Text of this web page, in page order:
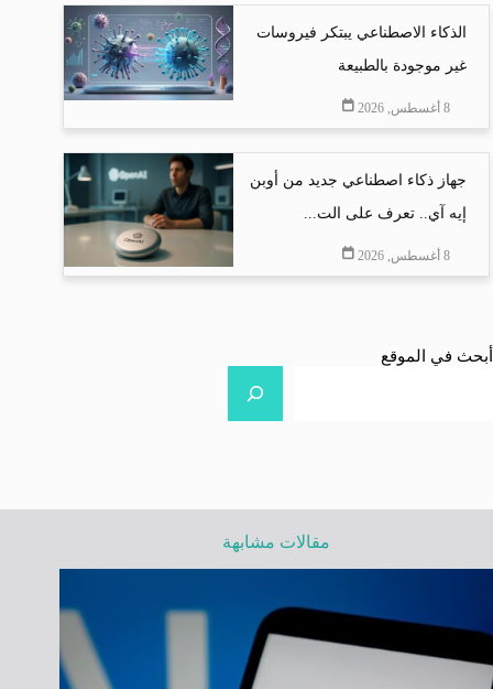
الذكاء الاصطناعي يبتكر فيروسات
غير موجودة بالطبيعة
8 أغسطس, 2026
جهاز ذكاء اصطناعي جديد من أوبن
إيه آي.. تعرف على الت...
8 أغسطس, 2026
أبحث في الموقع
مقالات مشابهة